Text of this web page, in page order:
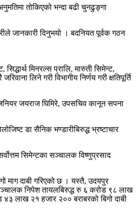
तोकिएको भन्दा बढी चुनढुङ्गा
जानकारी दिनुभयो । बदनियत पूर्वक गठन
मिनरल्स प्रालि, मारुती सिमेन्ट,
लिने गरी विभागीय निर्णय गरी क्षतिपूर्ति
जयराज घिमिरे, उपसचिव कानून सपना
डा सैनिक भण्डारीबिरुद्ध भ्रष्टाचार
सिमेन्टका सञ्चालक विष्णुप्रसाद
दाबी गरिएको छ । यस्तै, उदयपुर
निपेश तायलबिरुद्ध रु ६ करोड ९८ लाख
लाख २१ हजार २०० बराबरको बिगो दाबी